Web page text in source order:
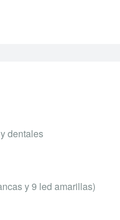
dentales
y 9 led amarillas)